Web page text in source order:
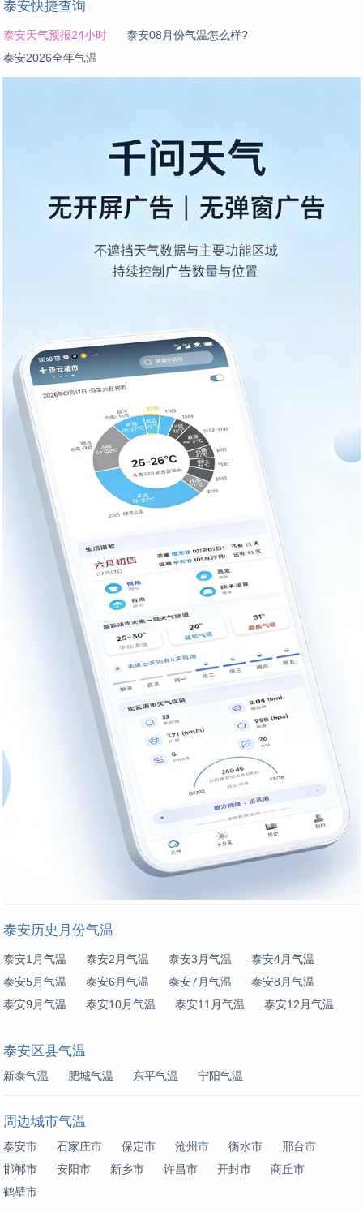
泰安快捷查询
泰安天气预报24小时
泰安08月份气温怎么样?
泰安2026全年气温
泰安历史月份气温
泰安1月气温 泰安2月气温 泰安3月气温
泰安4月气温
泰安5月气温
泰安6月气温 泰安7月气温
泰安8月气温
泰安9月气温
泰安10月气温 泰安11月气温 泰安12月气温
泰安区县气温
新泰气温 肥城气温 东平气温 宁阳气温
周边城市气温
泰安市 石家庄市 保定市 沧州市 衡水市
邢台市
邯郸市
安阳市 新乡市 许昌市 开封市
商丘市
鹤壁市